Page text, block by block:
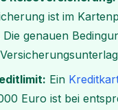
ist im
genauen
Ein
Euro ist bei